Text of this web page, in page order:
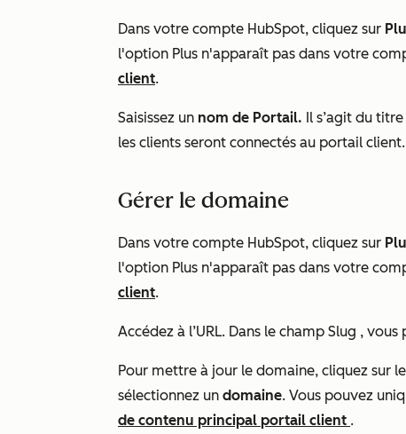
Dans votre compte HubSpot, cliquez sur
l'option Plus n'apparaît pas dans votre
client.
Saisissez un nom de Portail. Il s’agit du
les clients seront connectés au portail client.
Gérer le domaine
Dans votre compte HubSpot, cliquez sur
l'option Plus n'apparaît pas dans votre
client.
Accédez à l’URL. Dans le champ Slug , vous
Pour mettre à jour le domaine, cliquez sur
sélectionnez un domaine. Vous pouvez
de contenu principal portail client .